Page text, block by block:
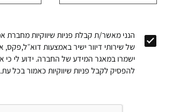
הנני מאשר/ת קבלת פניות שיווקיות מחברת
ישמרו במאגר המידע של החברה. ידוע לי כי
להפסיק לקבל פניות שיווקיות כאמור בכל עת.